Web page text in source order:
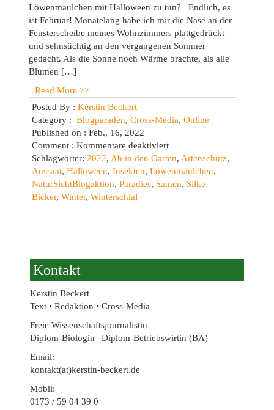
Löwenmäulchen mit Halloween zu tun? Endlich, es
ist Februar! Monatelang habe ich mir die Nase an der
Fensterscheibe meines Wohnzimmers plattgedrückt
und sehnsüchtig an den vergangenen Sommer
gedacht. Als die Sonne noch Wärme brachte, als alle
Blumen […]
Read More >>
Posted By : Kerstin Beckert
Category : Blogparaden, Cross-Media, Online
Published on : Feb., 16, 2022
Comment : Kommentare deaktiviertfür
Im
Wandel
der
Winter
Schlagwörter: 2022, Ab in den Garten, Artenschutz,
Aussaat, Halloween, Insekten, Löwenmäulchen,
NaturSichtBlogaktion, Paradies, Samen, Silke
Bicker, Winter, Winterschlaf
Kontakt
Kerstin Beckert
Text • Redaktion • Cross-Media
Freie Wissenschaftsjournalistin
Diplom-Biologin | Diplom-Betriebswirtin (BA)
Email:
kontakt(at)kerstin-beckert.de
Mobil:
0173 / 59 04 39 0